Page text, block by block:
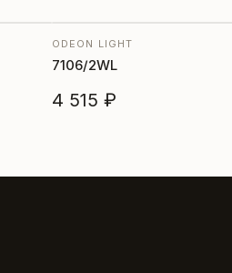
ODEON LIGHT
7106/2WL
4 515 ₽